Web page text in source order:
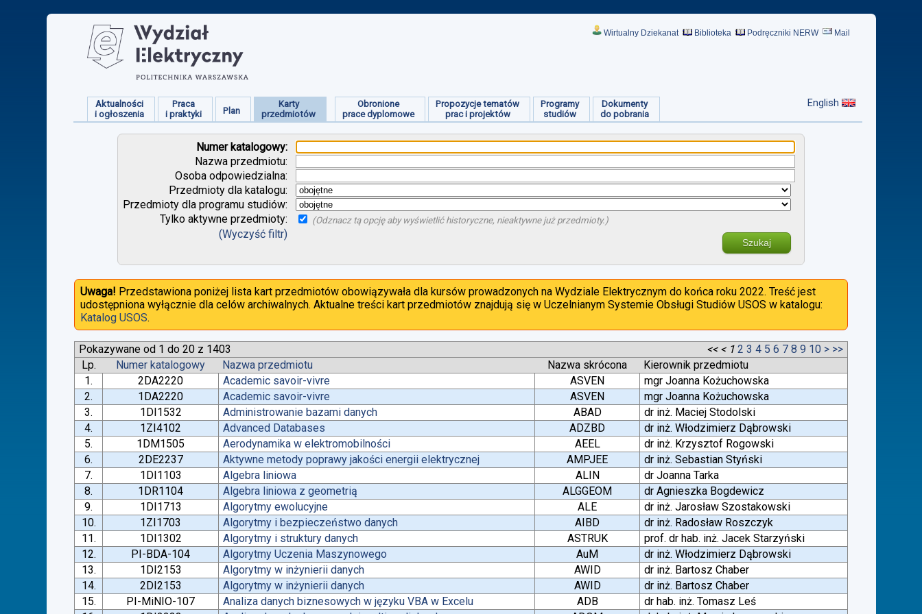
Wirtualny Dziekanat Biblioteka Podręczniki NERW Mail
Aktualności
i ogłoszenia
Praca
i praktyki
Plan
Karty
przedmiotów
Obronione
prace dyplomowe
Propozycje tematów
prac i projektów
Programy
studiów
Dokumenty
do pobrania
English
Numer katalogowy:
Nazwa przedmiotu:
Osoba odpowiedzialna:
Przedmioty dla katalogu:
Przedmioty dla programu studiów:
Tylko aktywne przedmioty:
(Odznacz tą opcję aby wyświetlić historyczne, nieaktywne już przedmioty.)
(Wyczyść filtr)
Szukaj
Uwaga! Przedstawiona poniżej lista kart przedmiotów obowiązywała dla kursów prowadzonych na Wydziale Elektrycznym do końca roku 2022. Treść jest
udostępniona wyłącznie dla celów archiwalnych. Aktualne treści kart przedmiotów znajdują się w Uczelnianym Systemie Obsługi Studiów USOS w katalogu:
Katalog USOS.
Pokazywane od 1 do 20 z 1403 << < 1 2 3 4 5 6 7 8 9 10 > >>
Lp.
Numer katalogowy Nazwa przedmiotu Nazwa skrócona
Kierownik przedmiotu
1.
2DA2220 Academic savoir-vivre ASVEN
mgr Joanna Kożuchowska
2.
1DA2220 Academic savoir-vivre ASVEN
mgr Joanna Kożuchowska
3.
1DI1532 Administrowanie bazami danych ABAD
dr inż. Maciej Stodolski
4.
1ZI4102 Advanced Databases ADZBD
dr inż. Włodzimierz Dąbrowski
5.
1DM1505 Aerodynamika w elektromobilności AEEL
dr inż. Krzysztof Rogowski
6.
2DE2237 Aktywne metody poprawy jakości energii elektrycznej AMPJEE
dr inż. Sebastian Styński
7.
1DI1103 Algebra liniowa ALIN
dr Joanna Tarka
8.
1DR1104 Algebra liniowa z geometrią ALGGEOM
dr Agnieszka Bogdewicz
9.
1DI1713 Algorytmy ewolucyjne ALE
dr inż. Jarosław Szostakowski
10.
1ZI1703 Algorytmy i bezpieczeństwo danych AIBD
dr inż. Radosław Roszczyk
11.
1DI1302 Algorytmy i struktury danych ASTRUK
prof. dr hab. inż. Jacek Starzyński
12.
PI-BDA-104 Algorytmy Uczenia Maszynowego AuM
dr inż. Włodzimierz Dąbrowski
13.
1DI2153 Algorytmy w inżynierii danych AWID
dr inż. Bartosz Chaber
14.
2DI2153 Algorytmy w inżynierii danych AWID
dr inż. Bartosz Chaber
15.
PI-MiNIO-107 Analiza danych biznesowych w języku VBA w Excelu ADB
dr hab. inż. Tomasz Leś